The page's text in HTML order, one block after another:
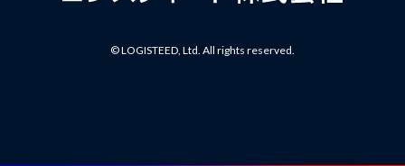
© LOGISTEED, Ltd. All rights reserved.